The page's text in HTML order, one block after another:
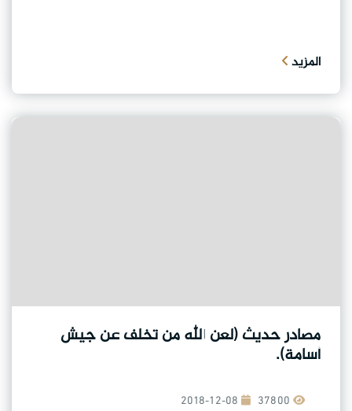
المزيد
مصادر حديث (لعن الله من تخلف عن جيش
أسامة).
2018-12-08